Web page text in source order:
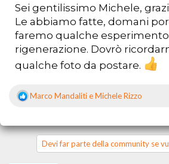
Sei gentilissimo Michele,
Le abbiamo fatte, domani
faremo qualche
rigenerazione. Dovrò
qualche foto da postare.
R
z
Marco MandalitieMichele Rizzo
Devi far parte della community se